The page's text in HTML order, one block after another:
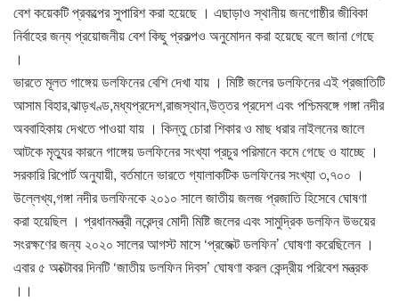
বেশ কয়েকটি প্রকল্পের সুপারিশ করা হয়েছে । এছাড়াও স্থানীয় জনগোষ্ঠীর জীবিকা
নির্বাহের জন্য প্রয়োজনীয় বেশ কিছু প্রকল্পও অনুমোদন করা হয়েছে বলে জানা গেছে
।
ভারতে মূলত গাঙ্গেয় ডলফিনের বেশি দেখা যায় । মিষ্টি জলের ডলফিনের এই প্রজাতিটি
আসাম বিহার,ঝাড়খণ্ড,মধ্যপ্রদেশ,রাজস্থান,উত্তর প্রদেশ এবং পশ্চিমবঙ্গে গঙ্গা নদীর
অববাহিকায় দেখতে পাওয়া যায় । কিন্তু চোরা শিকার ও মাছ ধরার নাইলনের জালে
আটকে মৃত্যুর কারনে গাঙ্গেয় ডলফিনের সংখ্যা প্রচুর পরিমানে কমে গেছে ও যাচ্ছে ।
সরকারি রিপোর্ট অনুযায়ী, বর্তমানে ভারতে গ্যালাকটিক ডলফিনের সংখ্যা ৩,৭০০ ।
উল্লেখ্য,গঙ্গা নদীর ডলফিনকে ২০১০ সালে জাতীয় জলজ প্রজাতি হিসেবে ঘোষণা
করা হয়েছিল । প্রধানমন্ত্রী নরেন্দ্র মোদী মিষ্টি জলের এবং সামুদ্রিক ডলফিন উভয়ের
সংরক্ষণের জন্য ২০২০ সালের আগস্ট মাসে ‘প্রজেক্ট ডলফিন’ ঘোষণা করেছিলেন ।
এবার ৫ অক্টোবর দিনটি ‘জাতীয় ডলফিন দিবস’ ঘোষণা করল কেন্দ্রীয় পরিবেশ মন্ত্রক
।।